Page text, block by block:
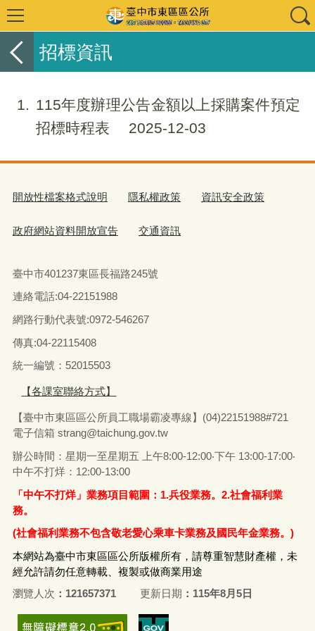
招標資訊
1
115年度辦理公告金額以上採購案件預定
招標時程表
2025-12-03
開放性檔案格式說明 隱私權政策 資訊安全政策
政府網站資料開放宣告 交通資訊
臺中市401237東區長福路245號
連絡電話:04-22151988
網路行動代表號:0972-546267
傳真:04-22115408
統一編號：52015503
【各課室聯絡方式】
【臺中市東區區公所員工職場霸凌專線】(04)22151988#721
電子信箱 strang@taichung.gov.tw
辦公時間：星期一至星期五 上午8:00-12:00‧下午 13:00-17:00‧
中午不打烊：12:00-13:00
「中午不打烊」業務項目範圍：1.兵役業務。2.社會福利業
務。
(社會福利業務不包含敬老愛心乘車卡業務及國民年金業務。)
本網站為臺中市東區區公所版權所有，請尊重智慧財產權，未
經允許請勿任意轉載、複製或做商業用途
瀏覽人次
121657371 更新日期 115年8月5日